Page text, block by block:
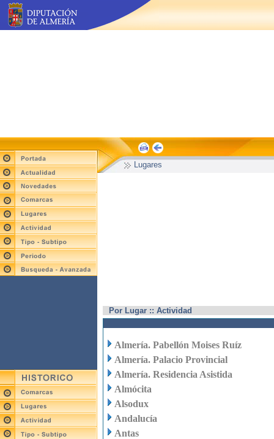
Lugares
Por Lugar :: Actividad
Almería. Pabellón Moises Ruíz
Almería. Palacio Provincial
Almería. Residencia Asistida
Almócita
Alsodux
Andalucía
Antas